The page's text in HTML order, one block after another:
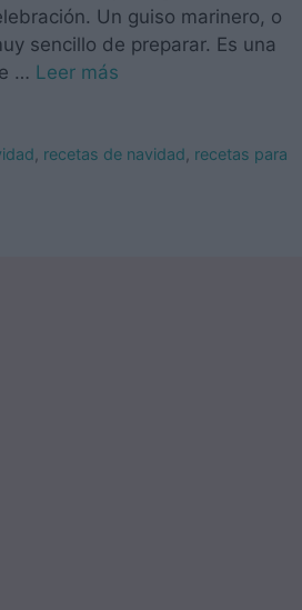
Un guiso marinero, o
sencillo de preparar. Es una
… Leer más
recetas de navidad recetas para